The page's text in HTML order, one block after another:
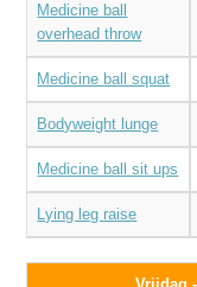
Medicine ball
overhead throw
Medicine ball squat
Bodyweight lunge
Medicine ball sit ups
Lying leg raise